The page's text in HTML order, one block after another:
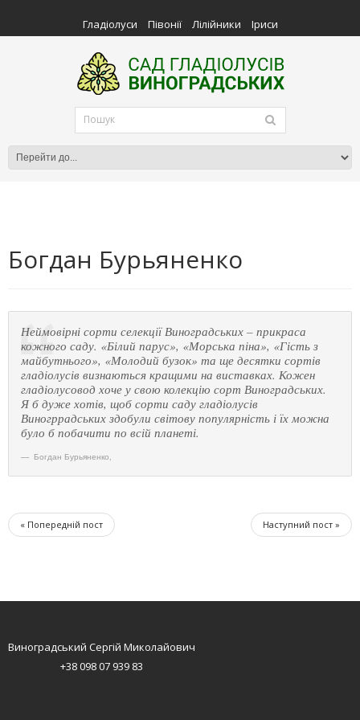
Гладіолуси Півонії Лілійники Іриси
Богдан Бурьяненко
Неймовірні сорти селекції Виноградських – прикраса
кожного саду. «Білий парус», «Морська піна», «Гість з
майбутнього», «Молодий бузок» та ще десятки сортів
гладіолусів визнаються кращими на виставках. Кожен
гладіолусовод хоче у свою колекцію сорт Виноградських.
Я б дуже хотів, щоб сорти саду гладіолусів
Виногррадських здобули світову популярність і їх можна
було б побачити по всій планеті.
Богдан Бурьяненко,
« Попередній пост Наступний пост »
Виноградський Сергій Миколайович
+38 098 07 939 83